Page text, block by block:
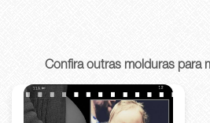
Confira outras molduras para